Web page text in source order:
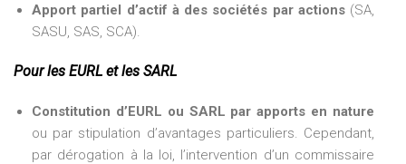
Apport partiel d’actif à des sociétés par actions(SA,
SASU, SAS, SCA).
Pour les EURL et les SARL
Constitution d’EURL ou SARL par apports en nature
ou par stipulation d’avantages particuliers. Cependant,
par dérogation à la loi, l’intervention d’un commissaire